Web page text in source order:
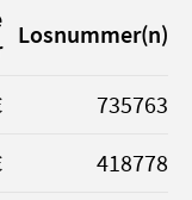
Los­nummer(n)
735763
418778